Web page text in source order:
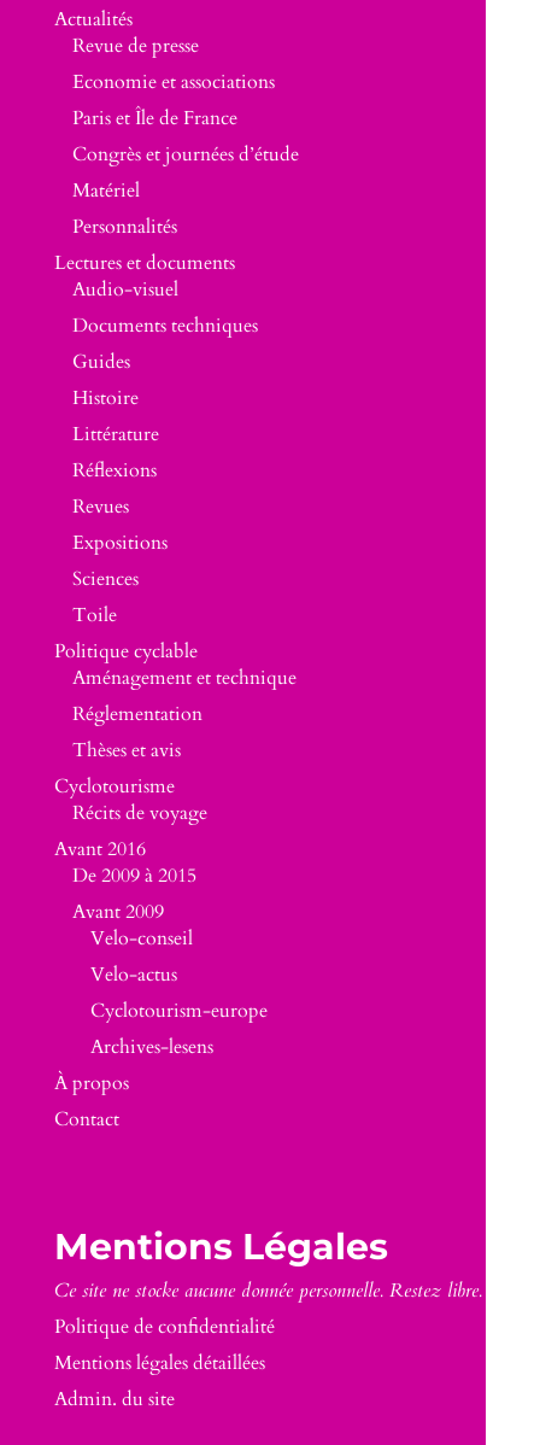
Actualités
Revue de presse
Economie et associations
Paris et Île de France
Congrès et journées d’étude
Matériel
Personnalités
Lectures et documents
Audio-visuel
Documents techniques
Guides
Histoire
Littérature
Réflexions
Revues
Expositions
Sciences
Toile
Politique cyclable
Aménagement et technique
Réglementation
Thèses et avis
Cyclotourisme
Récits de voyage
Avant 2016
De 2009 à 2015
Avant 2009
Velo-conseil
Velo-actus
Cyclotourism-europe
Archives-lesens
À propos
Contact
Mentions Légales
Ce site ne stocke aucune donnée personnelle. Restez libre.
Politique de confidentialité
Mentions légales détaillées
Admin. du site